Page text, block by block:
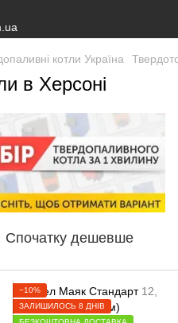
котли Україна
в Херсоні
Спочатку дешевше
−10%
ЗАЛИШИЛОСЬ 8 ДНІВ